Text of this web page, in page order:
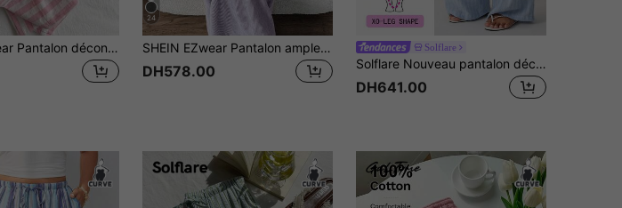
SHEIN EZwear Pantalon décontracté à taille coulissante rayé rose et blanc, grande taille
24
SHEIN EZwear Pantalon ample en velours côtelé taille haute pour femmes grandes tailles avec poches et design de pièce rapportée, convient pour le campus, le port quotidien et le travail intérieur, lavande, automne/hiver
DH578.00
Solflare
Solflare Nouveau pantalon décontracté grande taille à jambes larges, tissu tissé texturé bleu clair froissé, cordon de serrage ample, toucher doux et confortable, style vacances, convient pour les sorties, le quotidien décontracté, les rassemblements, les trajets, les festivals de musique, Thanksgiving, la Fête des Mères, la rentrée scolaire, la remise des diplômes, les vacances à la plage, la rue, les vêtements d'intérieur, les visites de magasins, les promenades en ville, port multi-occasions, peut être porté comme vêtement extérieur ou en superposition
DH641.00